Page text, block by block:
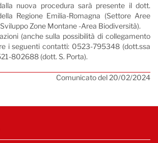
nuova procedura sarà presente il dott.
Regione Emilia-Romagna (Settore Aree
Zone Montane -Area Biodiversità).
(anche sulla possibilità di collegamento
i seguenti contatti: 0523-795348 (dott.ssa
802688 (dott. S. Porta).
Comunicato del 20/02/2024